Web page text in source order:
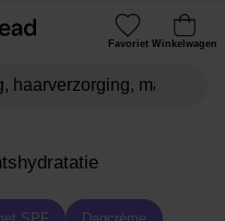
Favoriet Winkelwagen